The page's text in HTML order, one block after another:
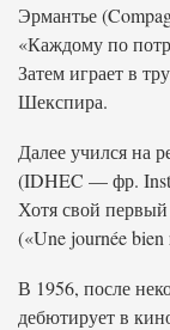
Эрмантье
«Каждому по
Затем играет в
Шекспира.
Далее учился на
(IDHEC — фр.
Хотя свой первый
(«Une journée bien
В 1956, после
дебютирует в